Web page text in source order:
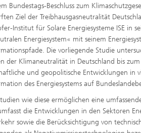
Klima, Kälte
Anlagen und
Bundestags-Beschluss zum
Ziel der Treibhausgasneutralität
Institut für Solare Energiesysteme ISE in
Energiesystem« mit seinem
Die vorliegende Studie
der Klimaneutralität in Deutschland bis
und geopolitische Entwicklungen in
des Energiesystems auf
wie diese ermöglichen eine
die Entwicklungen in den Sektoren
sowie die Berücksichtigung von